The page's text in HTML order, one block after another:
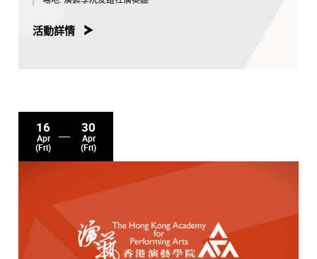
活動詳情
16
Apr
(Fri)
30
Apr
(Fri)